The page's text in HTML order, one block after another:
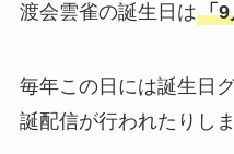
渡会雲雀の誕生日は「9
毎年この日には誕生日
誕配信が行われたりしま